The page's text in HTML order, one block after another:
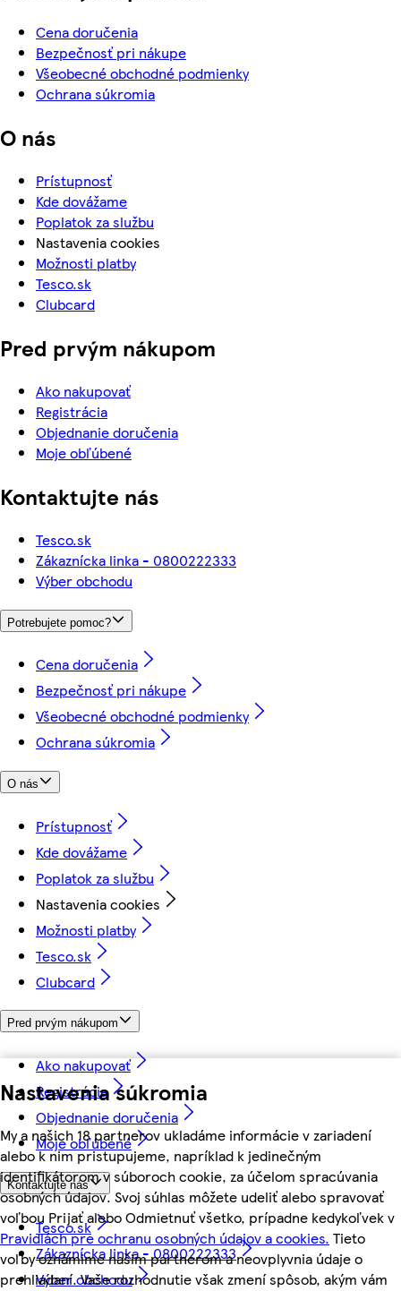
Nastavenia súkromia
My a našich 18 partnerov ukladáme informácie v zariadení
alebo k nim pristupujeme, napríklad k jedinečným
identifikátorom v súboroch cookie, za účelom spracúvania
osobných údajov. Svoj súhlas môžete udeliť alebo spravovať
voľbou Prijať alebo Odmietnuť všetko, prípadne kedykoľvek v
Pravidlách pre ochranu osobných údajov a cookies. Tieto
voľby oznámime našim partnerom a neovplyvnia údaje o
prehliadaní. Vaše rozhodnutie však zmení spôsob, akým vám
Cena doručenia
Bezpečnosť pri nákupe
Všeobecné obchodné podmienky
Ochrana súkromia
O nás
Prístupnosť
Kde dovážame
Poplatok za službu
Nastavenia cookies
Možnosti platby
Tesco.sk
Clubcard
Pred prvým nákupom
Ako nakupovať
Registrácia
Objednanie doručenia
Moje obľúbené
Kontaktujte nás
Tesco.sk
Zákaznícka linka - 0800222333
Výber obchodu
Potrebujete pomoc?
Cena doručenia
Bezpečnosť pri nákupe
Všeobecné obchodné podmienky
Ochrana súkromia
O nás
Prístupnosť
Kde dovážame
Poplatok za službu
Nastavenia cookies
Možnosti platby
Tesco.sk
Clubcard
Pred prvým nákupom
Ako nakupovať
Registrácia
Objednanie doručenia
Moje obľúbené
Kontaktujte nás
Tesco.sk
Zákaznícka linka - 0800222333
Výber obchodu